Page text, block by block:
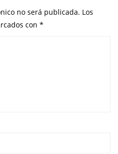
no será publicada. Los
con *